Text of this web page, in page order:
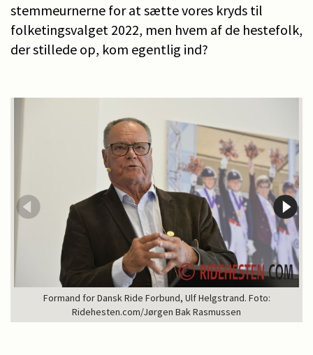
stemmeurnerne for at sætte vores kryds til
folketingsvalget 2022, men hvem af de hestefolk,
der stillede op, kom egentlig ind?
Formand for Dansk Ride Forbund, Ulf Helgstrand. Foto:
Ridehesten.com/Jørgen Bak Rasmussen